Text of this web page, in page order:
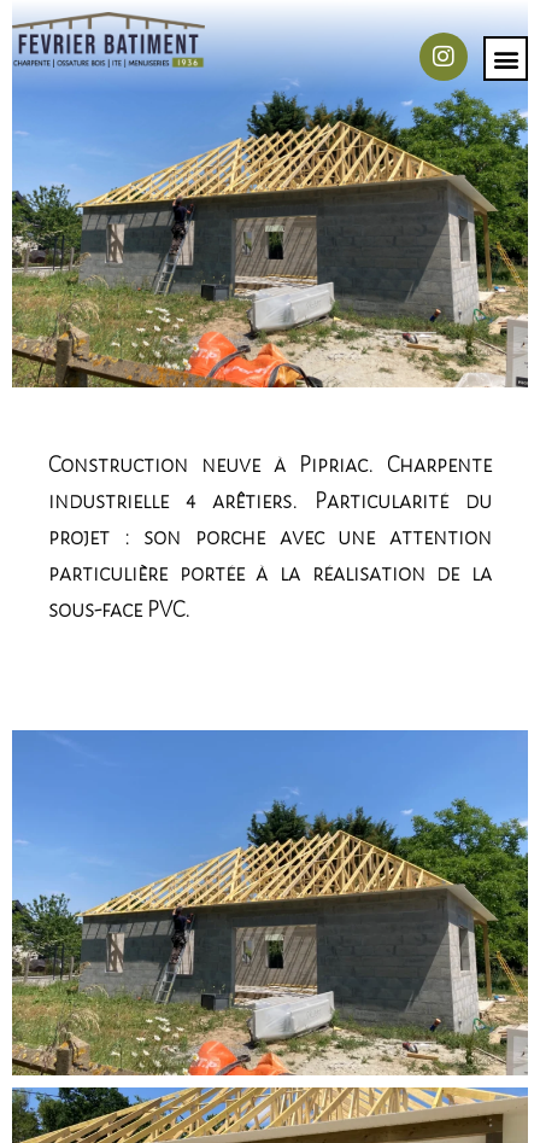
Construction neuve à Pipriac. Charpente
industrielle 4 arêtiers. Particularité du
projet : son porche avec une attention
particulière portée à la réalisation de la
sous-face PVC.